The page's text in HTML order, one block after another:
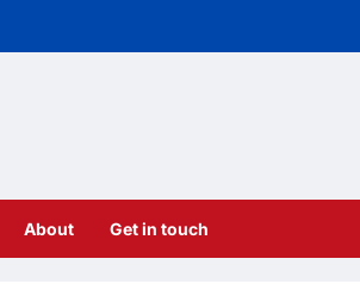
About Get in touch